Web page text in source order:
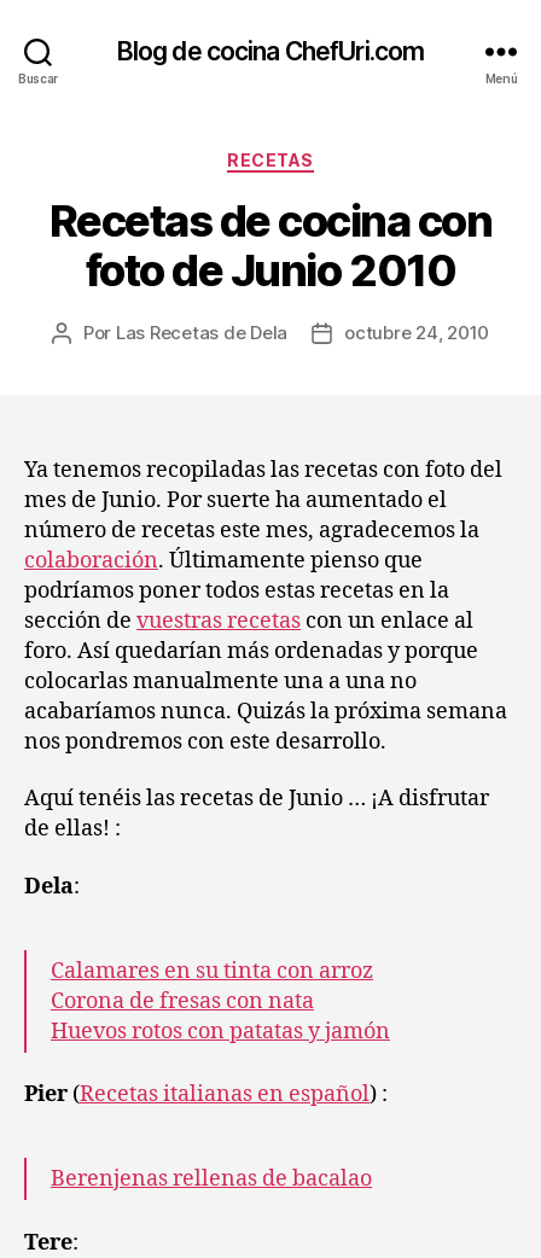
Buscar
Blog de cocina ChefUri.com
Menú
Categorías
RECETAS
Recetas de cocina con
foto de Junio 2010
Autor
Por Las Recetas de Dela
Fechaoctubre 24, 2010
Ya tenemos recopiladas las recetas con foto del
mes de Junio. Por suerte ha aumentado el
número de recetas este mes, agradecemos la
colaboración. Últimamente pienso que
podríamos poner todos estas recetas en la
sección de vuestras recetas con un enlace al
foro. Así quedarían más ordenadas y porque
colocarlas manualmente una a una no
acabaríamos nunca. Quizás la próxima semana
nos pondremos con este desarrollo.
Aquí tenéis las recetas de Junio … ¡A disfrutar
de ellas! :
Dela:
Calamares en su tinta con arroz
Corona de fresas con nata
Huevos rotos con patatas y jamón
Pier (Recetas italianas en español) :
Berenjenas rellenas de bacalao
Tere: